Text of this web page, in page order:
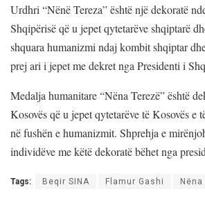
Urdhri “Nënë Tereza” është një dekoratë
Shqipërisë që u jepet qytetarëve shqiptarë
shquara humanizmi ndaj kombit shqiptar
prej ari i jepet me dekret nga Presidenti i
Medalja humanitare “Nëna Terezë” është
Kosovës që u jepet qytetarëve të Kosovës e
në fushën e humanizmit. Shprehja e
individëve me këtë dekoratë bëhet nga
Tags: Beqir SINA Flamur Gashi